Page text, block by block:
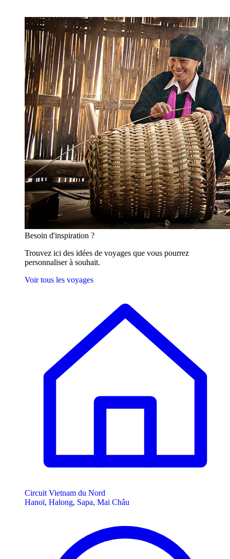
Besoin d'inspiration ?
Trouvez ici des idées de voyages que vous pourrez
personnaliser à souhait.
Voir tous les voyages
Circuit Vietnam du Nord
Hanoï, Halong, Sapa, Mai Châu